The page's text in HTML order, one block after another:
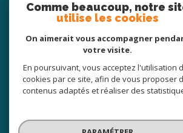
Adhérents
Comme beaucoup, notre
utilise les cookies
On aimerait vous accompagner
votre visite.
En poursuivant, vous acceptez l'utilisation
cookies par ce site, afin de vous proposer
contenus adaptés et réaliser des